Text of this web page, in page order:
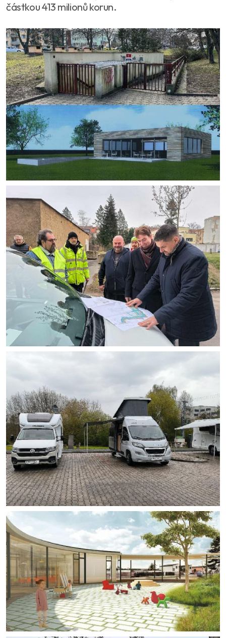
částkou 413 milionů korun.